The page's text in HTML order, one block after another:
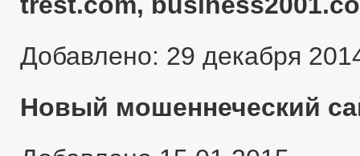
Добавлено: 29 декабря
Новый мошеннеческий